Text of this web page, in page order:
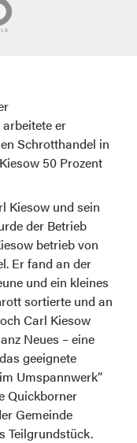
er
Schrotthandel in
50 Prozent
Kiesow und sein
der Betrieb
betrieb von
Er fand an der
und ein kleines
sortierte und an
Carl Kiesow
Neues – eine
geeignete
Umspannwerk“
Quickborner
Gemeinde
Teilgrundstück.